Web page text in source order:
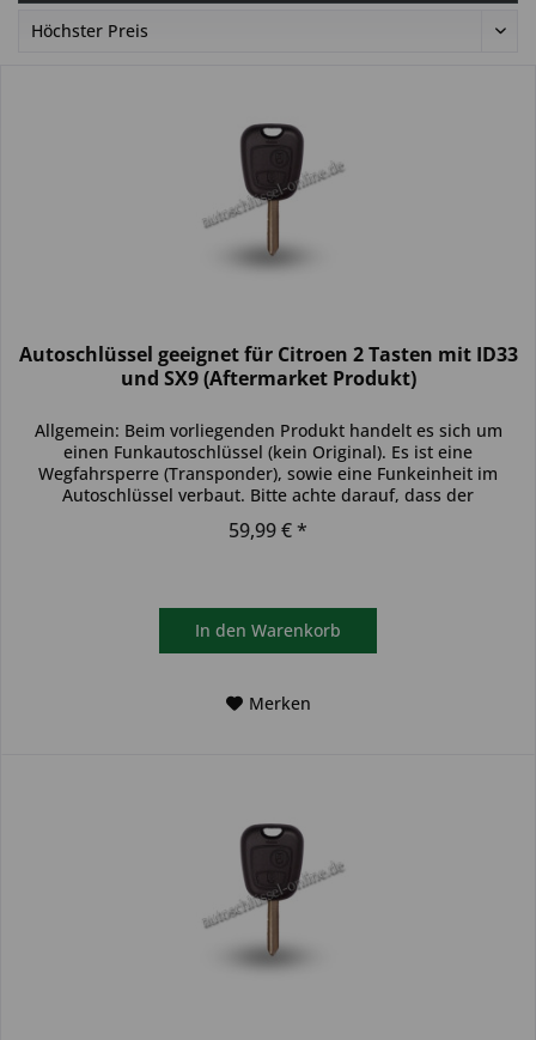
Autoschlüssel geeignet für Citroen 2 Tasten mit ID33
und SX9 (Aftermarket Produkt)
Allgemein: Beim vorliegenden Produkt handelt es sich um
einen Funkautoschlüssel (kein Original). Es ist eine
Wegfahrsperre (Transponder), sowie eine Funkeinheit im
Autoschlüssel verbaut. Bitte achte darauf, dass der
59,99 € *
In den Warenkorb
Merken